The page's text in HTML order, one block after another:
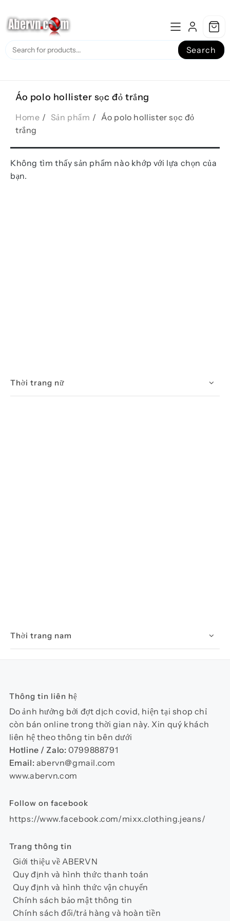
to
content
Search
Thời trang nữ
Thời trang nam
Áo polo hollister sọc đỏ trắng
Home Sản phẩm
Áo polo hollister sọc đỏ
trắng
Không tìm thấy sản phẩm nào khớp với lựa chọn của
bạn.
Thông tin liên hệ
Do ảnh hưởng bởi đợt dịch covid, hiện tại shop chỉ
còn bán online trong thời gian này. Xin quý khách
liên hệ theo thông tin bên dưới
Hotline / Zalo:0799888791
Email: abervn@gmail.com
www.abervn.com
Follow on facebook
https://www.facebook.com/mixx.clothing.jeans/
Trang thông tin
Giới thiệu về ABERVN
Quy định và hình thức thanh toán
Quy định và hình thức vận chuyển
Chính sách bảo mật thông tin
Chính sách đổi/trả hàng và hoàn tiền